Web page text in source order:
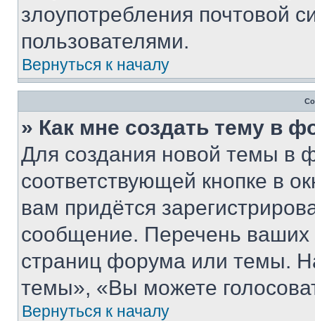
злоупотребления почтовой
пользователями.
Вернуться к началу
» Как мне создать тему в
Для создания новой темы в
соответствующей кнопке в
вам придётся
сообщение. Перечень ваших
страниц форума или темы.
темы», «Вы можете
Вернуться к началу